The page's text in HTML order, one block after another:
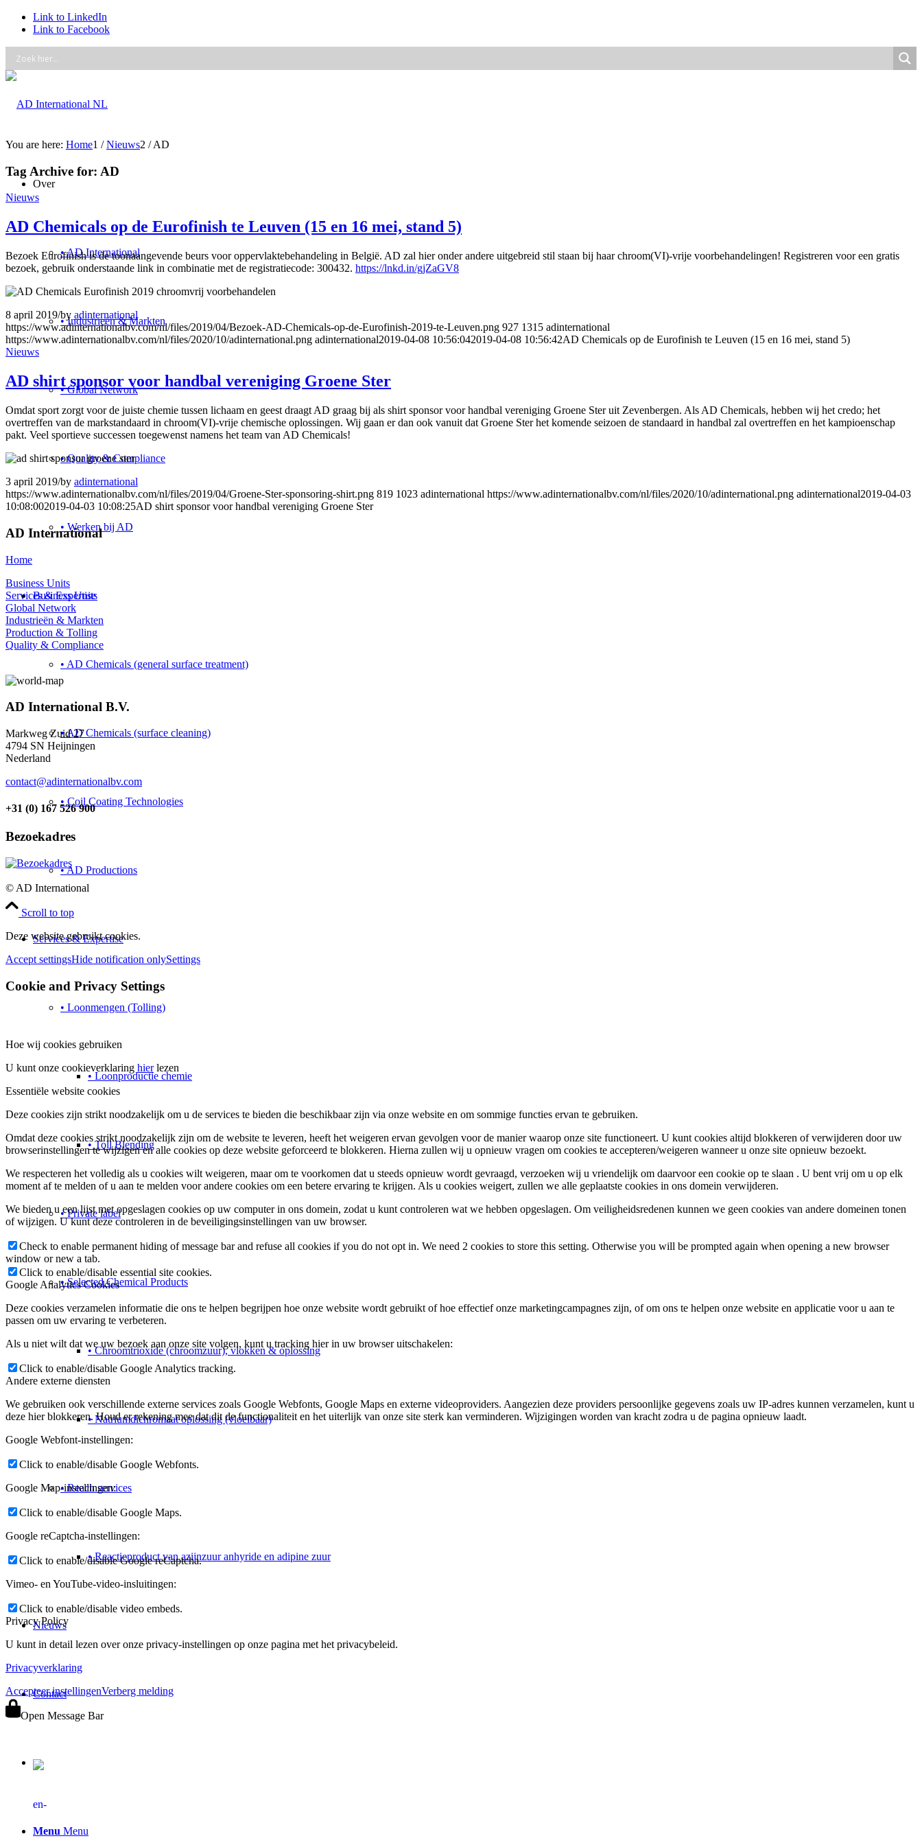
Link to LinkedIn
Link to Facebook
Over
• AD International
• Industrieën & Markten
• Global Network
• Quality & Compliance
• Werken bij AD
Business Units
• AD Chemicals (general surface treatment)
• AD Chemicals (surface cleaning)
• Coil Coating Technologies
• AD Productions
Services & Expertise
• Loonmengen (Tolling)
• Loonproductie chemie
• Toll Blending
• Private label
• Selected Chemical Products
• Chroomtrioxide (chroomzuur), vlokken & oplossing
• Natriumdichromaat oplossing (vloeibaar)
• Reach services
• Reactieproduct van azijnzuur anhyride en adipine zuur
Nieuws
Contact
Menu Menu
You are here: Home1 / Nieuws2 / AD
Tag Archive for: AD
Nieuws
AD Chemicals op de Eurofinish te Leuven (15 en 16 mei, stand 5)
Bezoek Eurofinish is de toonaangevende beurs voor oppervlaktebehandeling in België. AD zal hier onder andere uitgebreid stil staan bij haar chroom(VI)-vrije voorbehandelingen! Registreren voor een gratis
bezoek, gebruik onderstaande link in combinatie met de registratiecode: 300432. https://lnkd.in/gjZaGV8
8 april 2019/by adinternational
https://www.adinternationalbv.com/nl/files/2019/04/Bezoek-AD-Chemicals-op-de-Eurofinish-2019-te-Leuven.png 927 1315 adinternational
https://www.adinternationalbv.com/nl/files/2020/10/adinternational.png adinternational2019-04-08 10:56:042019-04-08 10:56:42AD Chemicals op de Eurofinish te Leuven (15 en 16 mei, stand 5)
Nieuws
AD shirt sponsor voor handbal vereniging Groene Ster
Omdat sport zorgt voor de juiste chemie tussen lichaam en geest draagt AD graag bij als shirt sponsor voor handbal vereniging Groene Ster uit Zevenbergen. Als AD Chemicals, hebben wij het credo; het
overtreffen van de markstandaard in chroom(VI)-vrije chemische oplossingen. Wij gaan er dan ook vanuit dat Groene Ster het komende seizoen de standaard in handbal zal overtreffen en het kampioenschap
pakt. Veel sportieve successen toegewenst namens het team van AD Chemicals!
3 april 2019/by adinternational
https://www.adinternationalbv.com/nl/files/2019/04/Groene-Ster-sponsoring-shirt.png 819 1023 adinternational https://www.adinternationalbv.com/nl/files/2020/10/adinternational.png adinternational2019-04-03
10:08:002019-04-03 10:08:25AD shirt sponsor voor handbal vereniging Groene Ster
AD International
Home
Business Units
Services & Expertise
Global Network
Industrieën & Markten
Production & Tolling
Quality & Compliance
AD International B.V.
Markweg Zuid 27
4794 SN Heijningen
Nederland
contact@adinternationalbv.com
+31 (0) 167 526 900
Bezoekadres
© AD International
Scroll to top
Deze website gebruikt cookies.
Accept settingsHide notification onlySettings
Cookie and Privacy Settings
Hoe wij cookies gebruiken
U kunt onze cookieverklaring hierlezen
Essentiële website cookies
Deze cookies zijn strikt noodzakelijk om u de services te bieden die beschikbaar zijn via onze website en om sommige functies ervan te gebruiken.
Omdat deze cookies strikt noodzakelijk zijn om de website te leveren, heeft het weigeren ervan gevolgen voor de manier waarop onze site functioneert. U kunt cookies altijd blokkeren of verwijderen door uw
browserinstellingen te wijzigen en alle cookies op deze website geforceerd te blokkeren. Hierna zullen wij u opnieuw vragen om cookies te accepteren/weigeren wanneer u onze site opnieuw bezoekt.
We respecteren het volledig als u cookies wilt weigeren, maar om te voorkomen dat u steeds opnieuw wordt gevraagd, verzoeken wij u vriendelijk om daarvoor een cookie op te slaan . U bent vrij om u op elk
moment af te melden of u aan te melden voor andere cookies om een ​​betere ervaring te krijgen. Als u cookies weigert, zullen we alle geplaatste cookies in ons domein verwijderen.
We bieden u een lijst met opgeslagen cookies op uw computer in ons domein, zodat u kunt controleren wat we hebben opgeslagen. Om veiligheidsredenen kunnen we geen cookies van andere domeinen tonen
of wijzigen. U kunt deze controleren in de beveiligingsinstellingen van uw browser.
Check to enable permanent hiding of message bar and refuse all cookies if you do not opt in. We need 2 cookies to store this setting. Otherwise you will be prompted again when opening a new browser
window or new a tab.
Click to enable/disable essential site cookies.
Google Analytics Cookies
Deze cookies verzamelen informatie die ons te helpen begrijpen hoe onze website wordt gebruikt of hoe effectief onze marketingcampagnes zijn, of om ons te helpen onze website en applicatie voor u aan te
passen om uw ervaring te verbeteren.
Als u niet wilt dat we uw bezoek aan onze site volgen, kunt u tracking hier in uw browser uitschakelen:
Click to enable/disable Google Analytics tracking.
Andere externe diensten
We gebruiken ook verschillende externe services zoals Google Webfonts, Google Maps en externe videoproviders. Aangezien deze providers persoonlijke gegevens zoals uw IP-adres kunnen verzamelen, kunt u
deze hier blokkeren. Houd er rekening mee dat dit de functionaliteit en het uiterlijk van onze site sterk kan verminderen. Wijzigingen worden van kracht zodra u de pagina opnieuw laadt.
Google Webfont-instellingen:
Click to enable/disable Google Webfonts.
Google Map-instellingen:
Click to enable/disable Google Maps.
Google reCaptcha-instellingen:
Click to enable/disable Google reCaptcha.
Vimeo- en YouTube-video-insluitingen:
Click to enable/disable video embeds.
Privacy Policy
U kunt in detail lezen over onze privacy-instellingen op onze pagina met het privacybeleid.
Privacyverklaring
Accepteer instellingenVerberg melding
Open Message Bar